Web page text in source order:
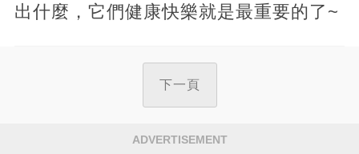
出什麼，它們健康快樂就是最重要的了~
下一頁
ADVERTISEMENT